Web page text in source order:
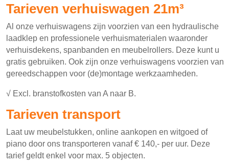
Tarieven verhuiswagen 21m³
Al onze verhuiswagens zijn voorzien van een hydraulische
laadklep en professionele verhuismaterialen waaronder
verhuisdekens, spanbanden en meubelrollers. Deze kunt u
gratis gebruiken. Ook zijn onze verhuiswagens voorzien van
gereedschappen voor (de)montage werkzaamheden.
√ Excl. branstofkosten van A naar B.
Tarieven transport
Laat uw meubelstukken, online aankopen en witgoed of
piano door ons transporteren vanaf € 140,- per uur. Deze
tarief geldt enkel voor max. 5 objecten.